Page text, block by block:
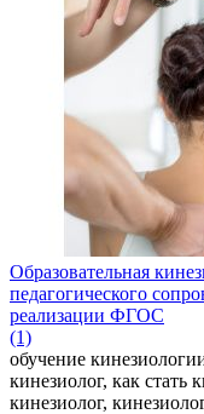
Образовательная
педагогического
реализации ФГОС
(1)
обучение
кинезиолог, как стать
кинезиолог,